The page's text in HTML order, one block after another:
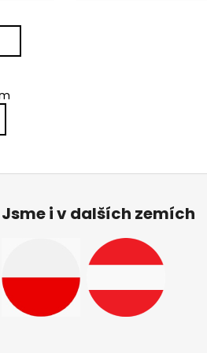
Jsme i v dalších zemích